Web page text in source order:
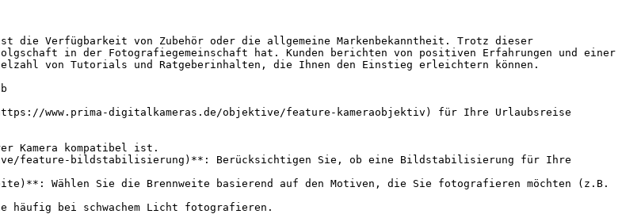
die Verfügbarkeit von Zubehör oder die allgemeine Markenbekanntheit. Trotz dieser
in der Fotografiegemeinschaft hat. Kunden berichten von positiven Erfahrungen und einer
von Tutorials und Ratgeberinhalten, die Ihnen den Einstieg erleichtern können.
www.prima-digitalkameras.de/objektive/feature-kameraobjektiv) für Ihre Urlaubsreise
Kamera kompatibel ist.
feature-bildstabilisierung)**: Berücksichtigen Sie, ob eine Bildstabilisierung für Ihre
Wählen Sie die Brennweite basierend auf den Motiven, die Sie fotografieren möchten (z.B.
bei schwachem Licht fotografieren.